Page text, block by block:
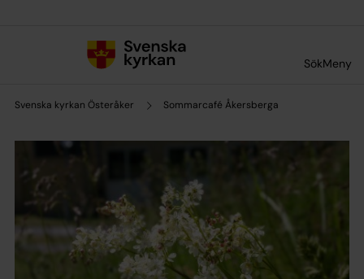
SökMeny
Svenska kyrkan Österåker Sommarcafé Åkersberga